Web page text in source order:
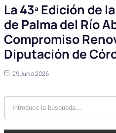
La 43ª Edición de
de Palma del Río
Compromiso
Diputación de
29 Junio 2026